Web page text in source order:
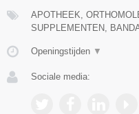
APOTHEEK,
SUPPLEMENTEN,
Openingstijden ▼
Sociale media: